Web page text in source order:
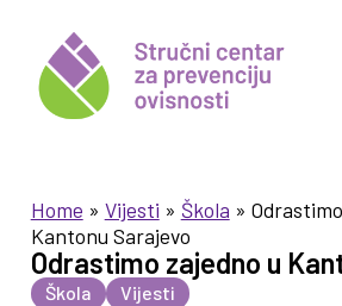
Home » Vijesti » Škola »
Kantonu Sarajevo
Odrastimo zajedno u
Škola
Vijesti